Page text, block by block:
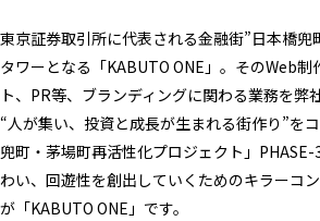
東京証券取引所に代表される金融街”日本橋兜
タワーとなる「KABUTO ONE」。そのWeb制
ト、PR等、ブランディングに関わる業務を弊
“人が集い、投資と成長が生まれる街作り”を
兜町・茅場町再活性化プロジェクト」
わい、回遊性を創出していくためのキラーコ
が「KABUTO ONE」です。